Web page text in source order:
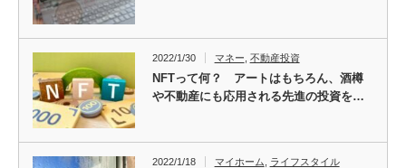
2022/1/30 マネー 不動産投資
NFTって何？ アートはもちろん、酒樽
や不動産にも応用される先進の投資を…
2022/1/18 マイホーム ライフスタイル